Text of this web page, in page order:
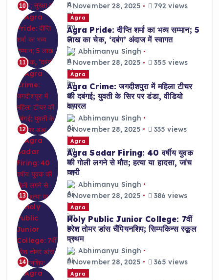
10
November 28, 2025
792 views
11
Agra
Agra Pride: दीप्ति शर्मा का भव्य सम्मान; 5
लाख का चेक, ‘दबंग’ अंदाज में स्वागत
Abhimanyu Singh
November 28, 2025
355 views
12
Agra
Agra Crime: जगदीशपुरा में महिला टीचर
की दबंगई; युवती के सिर पर डंडा, वीडियो
वायरल
Abhimanyu Singh
November 28, 2025
335 views
13
Agra
Agra Sadar Firing: 40 वर्षीय युवक
की गोली लगने से मौत; हत्या या हादसा, जांच
जारी
Abhimanyu Singh
November 28, 2025
386 views
14
Agra
Holy Public Junior College: 7वीं
हरेश तोमर डांस चैंपियनशिप; सिम्पकिन्स स्कूल
प्रथम
Abhimanyu Singh
November 28, 2025
365 views
Agra